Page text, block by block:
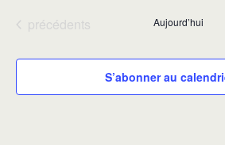
Évènements
précédents Aujourd’hui
S’abonner au